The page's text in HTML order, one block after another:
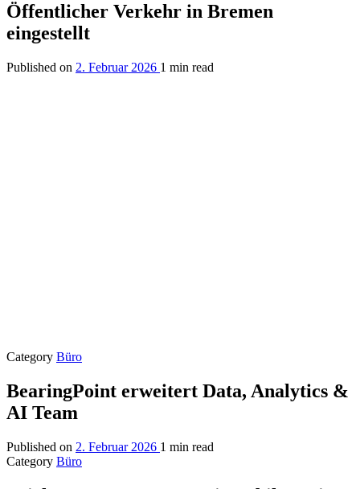
Öffentlicher Verkehr in Bremen
eingestellt
Published on 2. Februar 2026 1 min read
Category Büro
BearingPoint erweitert Data, Analytics &
AI Team
Published on 2. Februar 2026 1 min read
Category Büro